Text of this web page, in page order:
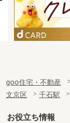
goo住宅・不動産
文京区
千石駅
お役立ち情報